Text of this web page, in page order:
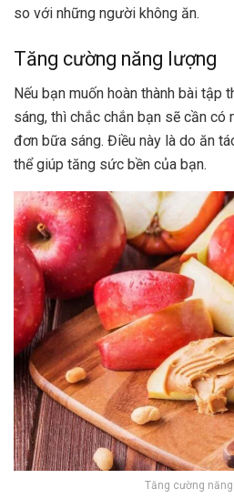
so với những người không ăn.
Tăng cường năng lượng
Nếu bạn muốn hoàn thành bài tập
sáng, thì chắc chắn bạn sẽ cần
đơn bữa sáng. Điều này là do ăn
thể giúp tăng sức bền của bạn.
Tăng cường